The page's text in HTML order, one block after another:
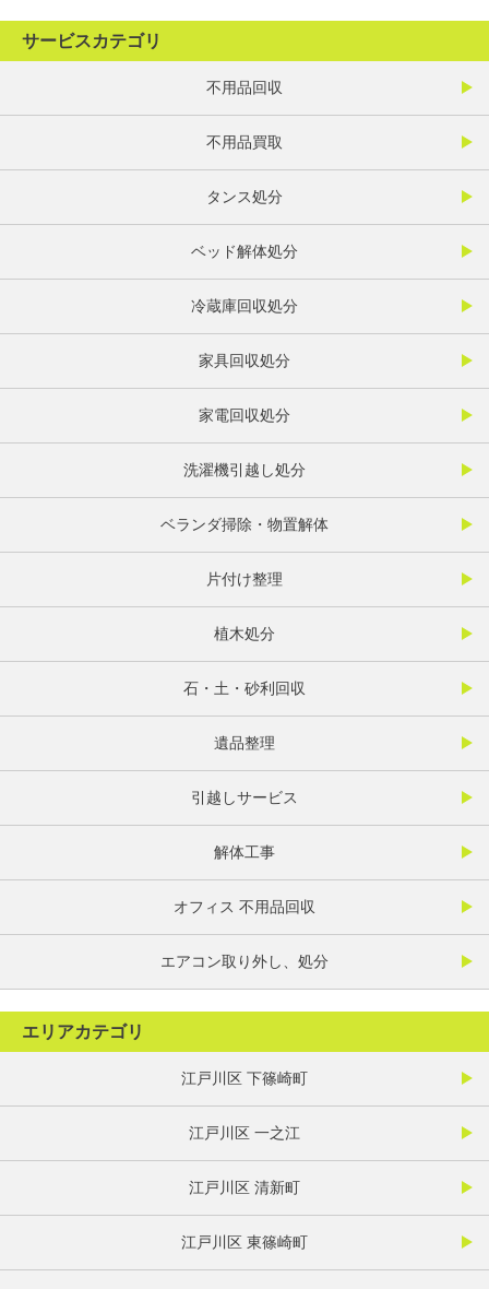
サービスカテゴリ
不用品回収
不用品買取
タンス処分
ベッド解体処分
冷蔵庫回収処分
家具回収処分
家電回収処分
洗濯機引越し処分
ベランダ掃除・物置解体
片付け整理
植木処分
石・土・砂利回収
遺品整理
引越しサービス
解体工事
オフィス 不用品回収
エアコン取り外し、処分
エリアカテゴリ
江戸川区 下篠崎町
江戸川区 一之江
江戸川区 清新町
江戸川区 東篠崎町